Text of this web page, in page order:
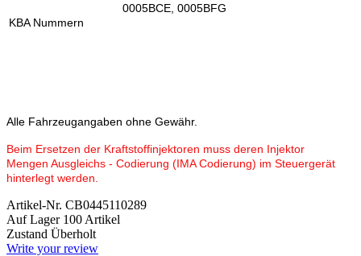
KBA Nummern
0005BCE, 0005BFG
Alle Fahrzeugangaben ohne Gewähr.
Beim Ersetzen der Kraftstoffinjektoren muss deren Injektor
Mengen Ausgleichs - Codierung (IMA Codierung) im Steuergerät
hinterlegt werden.
Artikel-Nr. CB0445110289
Auf Lager 100 Artikel
Zustand Überholt
Write your review